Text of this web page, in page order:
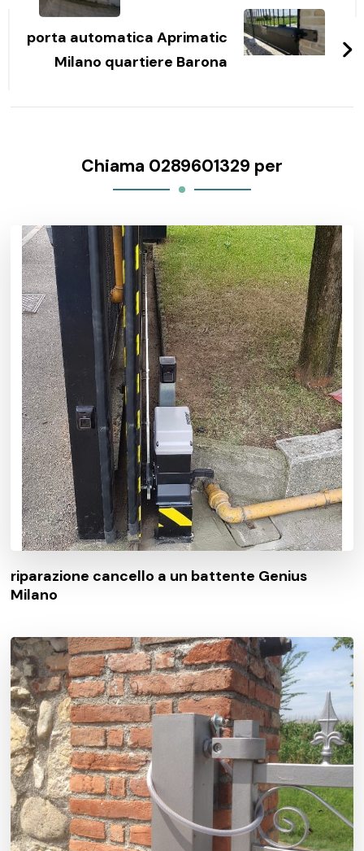
porta automatica Aprimatic
Milano quartiere Barona
Chiama 0289601329 per
riparazione cancello a un battente Genius
Milano